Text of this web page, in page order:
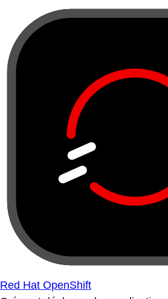
Red Hat OpenShift